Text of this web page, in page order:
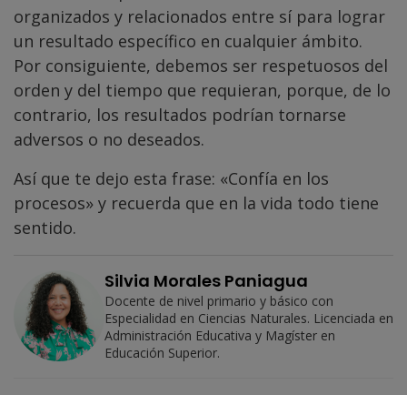
organizados y relacionados entre sí para lograr
un resultado específico en cualquier ámbito.
Por consiguiente, debemos ser respetuosos del
orden y del tiempo que requieran, porque, de lo
contrario, los resultados podrían tornarse
adversos o no deseados.
Así que te dejo esta frase: «Confía en los
procesos» y recuerda que en la vida todo tiene
sentido.
Silvia Morales Paniagua
Docente de nivel primario y básico con
Especialidad en Ciencias Naturales. Licenciada en
Administración Educativa y Magíster en
Educación Superior.